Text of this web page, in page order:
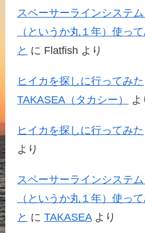
スペーサーラインシステ
（というか丸１年）使っ
と に Flatfish より
ヒイカを探しに行ってみた
TAKASEA（タカシー）
よ
ヒイカを探しに行ってみた
より
スペーサーラインシステ
（というか丸１年）使っ
と に TAKASEAより